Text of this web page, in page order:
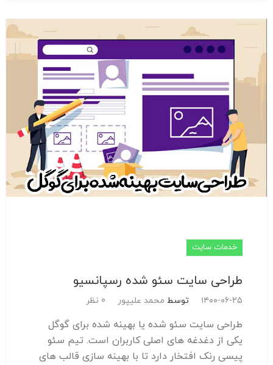
خدمات سایت
طراحی سایت سئو شده رسپانسیو
۱۴۰۰-۰۶-۲۵ توسط محمد علیپور 0 نظر
طراحی سایت سئو شده یا بهینه شده برای گوگل
یکی از دغدغه های اصلی کاربران است. تیم سئو
پیسی رنک افتخار دارد تا با بهینه سازی قالب های